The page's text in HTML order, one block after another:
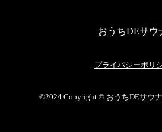
おうちDEサウ
プライバシーポリ
©2024 Copyright © おうちDEサウ